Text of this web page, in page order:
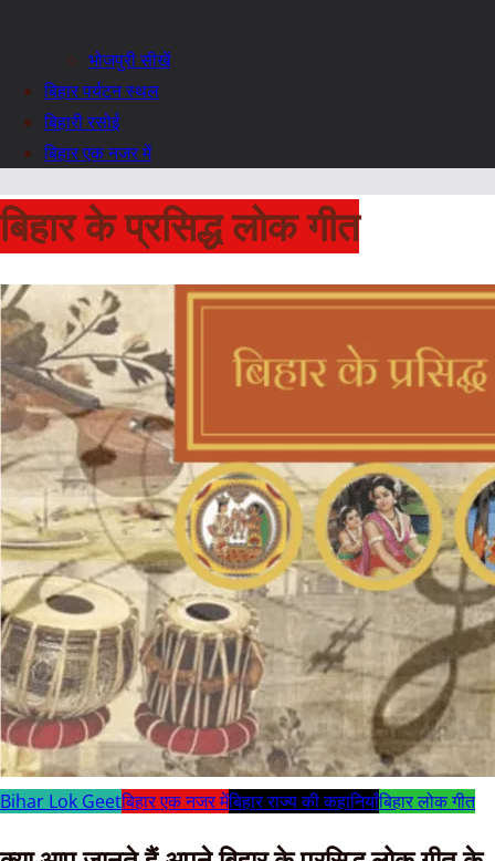
भोजपुरी सीखें
बिहार पर्यटन स्थल
बिहारी रसोई
बिहार एक नजर में
बिहार के प्रसिद्ध लोक गीत
Bihar Lok Geetबिहार एक नजर मेंबिहार राज्य की कहानियाँबिहार लोक गीत